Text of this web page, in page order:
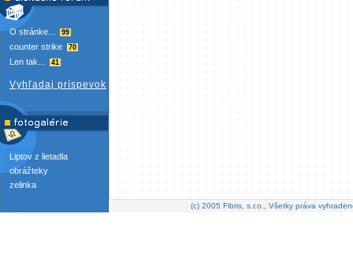
O stránke... 99
counter strike 70
Len tak... 41
Vyhľadaj príspevok
Liptov z lietadla
obrážteky
zelinka
(c) 2005 Fibris, s.r.o., Všetky práva